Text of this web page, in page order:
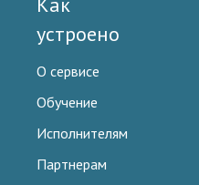
устроено
О сервисе
Обучение
Исполнителям
Партнерам